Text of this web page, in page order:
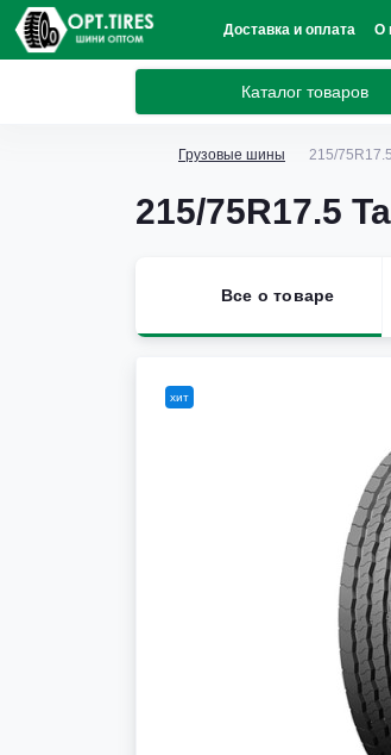
Доставка и оплата О
Каталог товаров
Грузовые шины 215/
215/75R17.5
Все о товаре
хит